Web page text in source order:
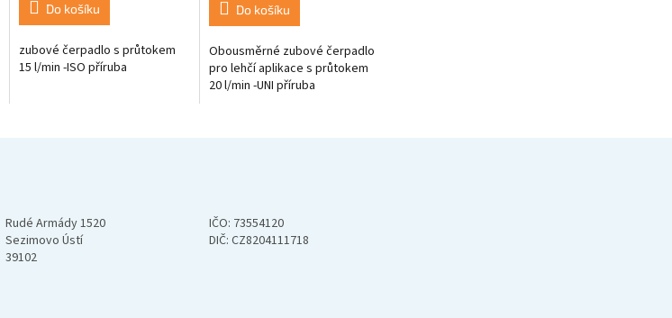
Do košíku
zubové čerpadlo s průtokem
15 l/min -ISO příruba
Do košíku
Obousměrné zubové čerpadlo
pro lehčí aplikace s průtokem
20 l/min -UNI příruba
Rudé Armády 1520
Sezimovo Ústí
39102
IČO: 73554120
DIČ: CZ8204111718